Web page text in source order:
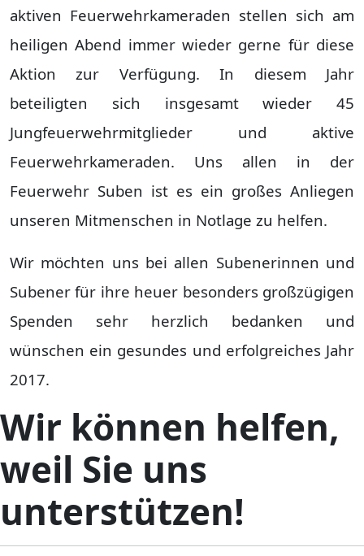
aktiven Feuerwehrkameraden stellen sich am
heiligen Abend immer wieder gerne für diese
Aktion zur Verfügung. In diesem Jahr
beteiligten sich insgesamt wieder 45
Jungfeuerwehrmitglieder und aktive
Feuerwehrkameraden. Uns allen in der
Feuerwehr Suben ist es ein großes Anliegen
unseren Mitmenschen in Notlage zu helfen.
Wir möchten uns bei allen Subenerinnen und
Subener für ihre heuer besonders großzügigen
Spenden sehr herzlich bedanken und
wünschen ein gesundes und erfolgreiches Jahr
2017.
Wir können helfen,
weil Sie uns
unterstützen!